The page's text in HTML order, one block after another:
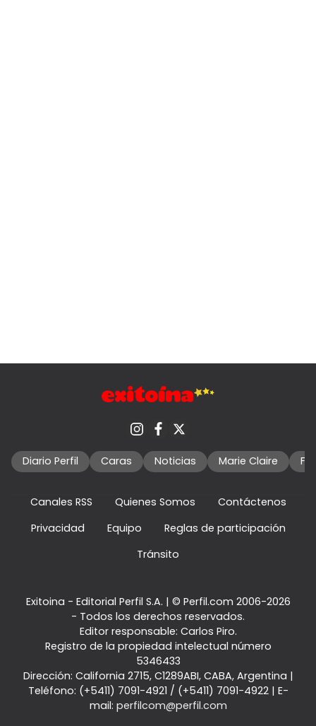
Diario Perfil Caras Noticias Marie Claire
Canales RSS Quienes Somos
Contáctenos
Privacidad
Equipo
Reglas de participación
Tránsito
Exitoina - Editorial Perfil S.A. | © Perfil.com 2006-2026
- Todos los derechos reservados.
Editor responsable: Carlos Piro.
Registro de la propiedad intelectual número
5346433
Dirección: California 2715, C1289ABI, CABA, Argentina |
Teléfono: (+5411) 7091-4921 / (+5411) 7091-4922| E-
mail: perfilcom@perfil.com